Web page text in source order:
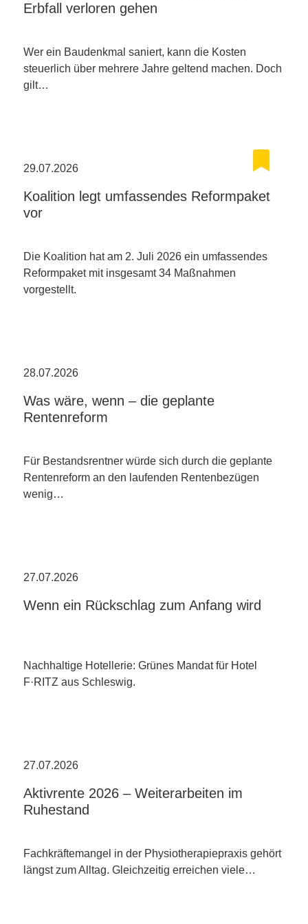
Erbfall verloren gehen
Wer ein Baudenkmal saniert, kann die Kosten
steuerlich über mehrere Jahre geltend machen. Doch
gilt…
29.07.2026
Koalition legt umfassendes Reformpaket
vor
Die Koalition hat am 2. Juli 2026 ein umfassendes
Reformpaket mit insgesamt 34 Maßnahmen
vorgestellt.
28.07.2026
Was wäre, wenn – die geplante
Rentenreform
Für Bestandsrentner würde sich durch die geplante
Rentenreform an den laufenden Rentenbezügen
wenig…
27.07.2026
Wenn ein Rückschlag zum Anfang wird
Nachhaltige Hotellerie: Grünes Mandat für Hotel
F·RITZ aus Schleswig.
27.07.2026
Aktivrente 2026 – Weiterarbeiten im
Ruhestand
Fachkräftemangel in der Physiotherapiepraxis gehört
längst zum Alltag. Gleichzeitig erreichen viele…